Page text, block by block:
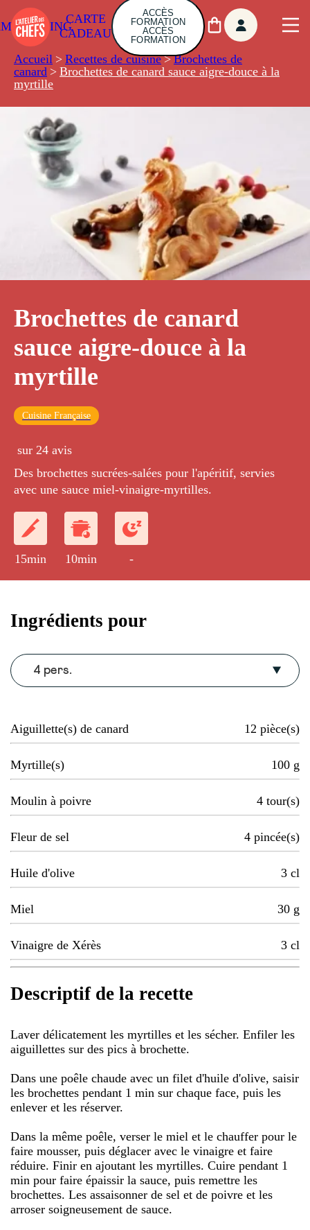
CARTE
CADEAU
ACCÈS
FORMATION
ACCÈS
FORMATION
Accueil > Recettes de cuisine > Brochettes de
canard > Brochettes de canard sauce aigre-douce à la
myrtille
Brochettes de canard
sauce aigre-douce à la
myrtille
Cuisine Française
sur 24 avis
Des brochettes sucrées-salées pour l'apéritif, servies
avec une sauce miel-vinaigre-myrtilles.
15min 10min -
Ingrédients pour
4 pers.
Aiguillette(s) de canard 12 pièce(s)
Myrtille(s) 100 g
Moulin à poivre 4 tour(s)
Fleur de sel 4 pincée(s)
Huile d'olive 3 cl
Miel 30 g
Vinaigre de Xérès 3 cl
Descriptif de la recette
Laver délicatement les myrtilles et les sécher. Enfiler les
aiguillettes sur des pics à brochette.
Dans une poêle chaude avec un filet d'huile d'olive, saisir
les brochettes pendant 1 min sur chaque face, puis les
enlever et les réserver.
Dans la même poêle, verser le miel et le chauffer pour le
faire mousser, puis déglacer avec le vinaigre et faire
réduire. Finir en ajoutant les myrtilles. Cuire pendant 1
min pour faire épaissir la sauce, puis remettre les
brochettes. Les assaisonner de sel et de poivre et les
arroser soigneusement de sauce.